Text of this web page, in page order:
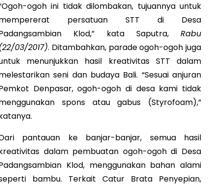
ogoh ini tidak dilombakan, tujuannya untuk
persatuan STT di Desa
Klod,” kata Saputra, Rabu
03/2017). Ditambahkan, parade ogoh-ogoh juga
menunjukkan hasil kreativitas STT dalam
seni dan budaya Bali. “Sesuai anjuran
Denpasar, ogoh-ogoh di desa kami tidak
spons atau gabus (Styrofoam),”
pantauan ke banjar-banjar, semua hasil
dalam pembuatan ogoh-ogoh di Desa
Klod, menggunakan bahan alami
bambu. Terkait Catur Brata Penyepian,